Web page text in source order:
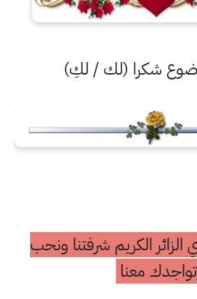
شكرا (لك / لكِ)
الكريم شرفتنا ونحب
تواجدك معنا